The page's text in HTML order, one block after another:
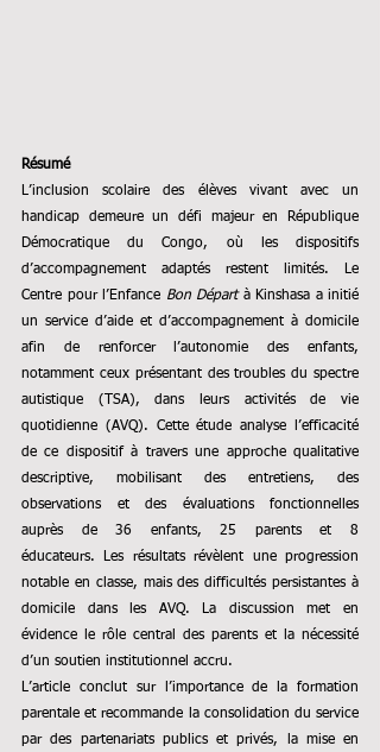
Résumé
L’inclusion scolaire des élèves vivant avec un
handicap demeure un défi majeur en République
Démocratique du Congo, où les dispositifs
d’accompagnement adaptés restent limités. Le
Centre pour l’Enfance Bon Départ à Kinshasa a initié
un service d’aide et d’accompagnement à domicile
afin de renforcer l’autonomie des enfants,
notamment ceux présentant des troubles du spectre
autistique (TSA), dans leurs activités de vie
quotidienne (AVQ). Cette étude analyse l’efficacité
de ce dispositif à travers une approche qualitative
descriptive, mobilisant des entretiens, des
observations et des évaluations fonctionnelles
auprès de 36 enfants, 25 parents et 8
éducateurs. Les résultats révèlent une progression
notable en classe, mais des difficultés persistantes à
domicile dans les AVQ. La discussion met en
évidence le rôle central des parents et la nécessité
d’un soutien institutionnel accru.
L’article conclut sur l’importance de la formation
parentale et recommande la consolidation du service
par des partenariats publics et privés, la mise en